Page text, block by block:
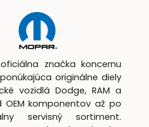
značka koncernu
originálne diely
vozidlá Dodge, RAM a
komponentov až po
servisný sortiment.